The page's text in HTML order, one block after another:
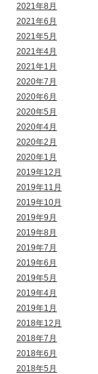
2021年8月
2021年6月
2021年5月
2021年4月
2021年1月
2020年7月
2020年6月
2020年5月
2020年4月
2020年2月
2020年1月
2019年12月
2019年11月
2019年10月
2019年9月
2019年8月
2019年7月
2019年6月
2019年5月
2019年4月
2019年1月
2018年12月
2018年7月
2018年6月
2018年5月